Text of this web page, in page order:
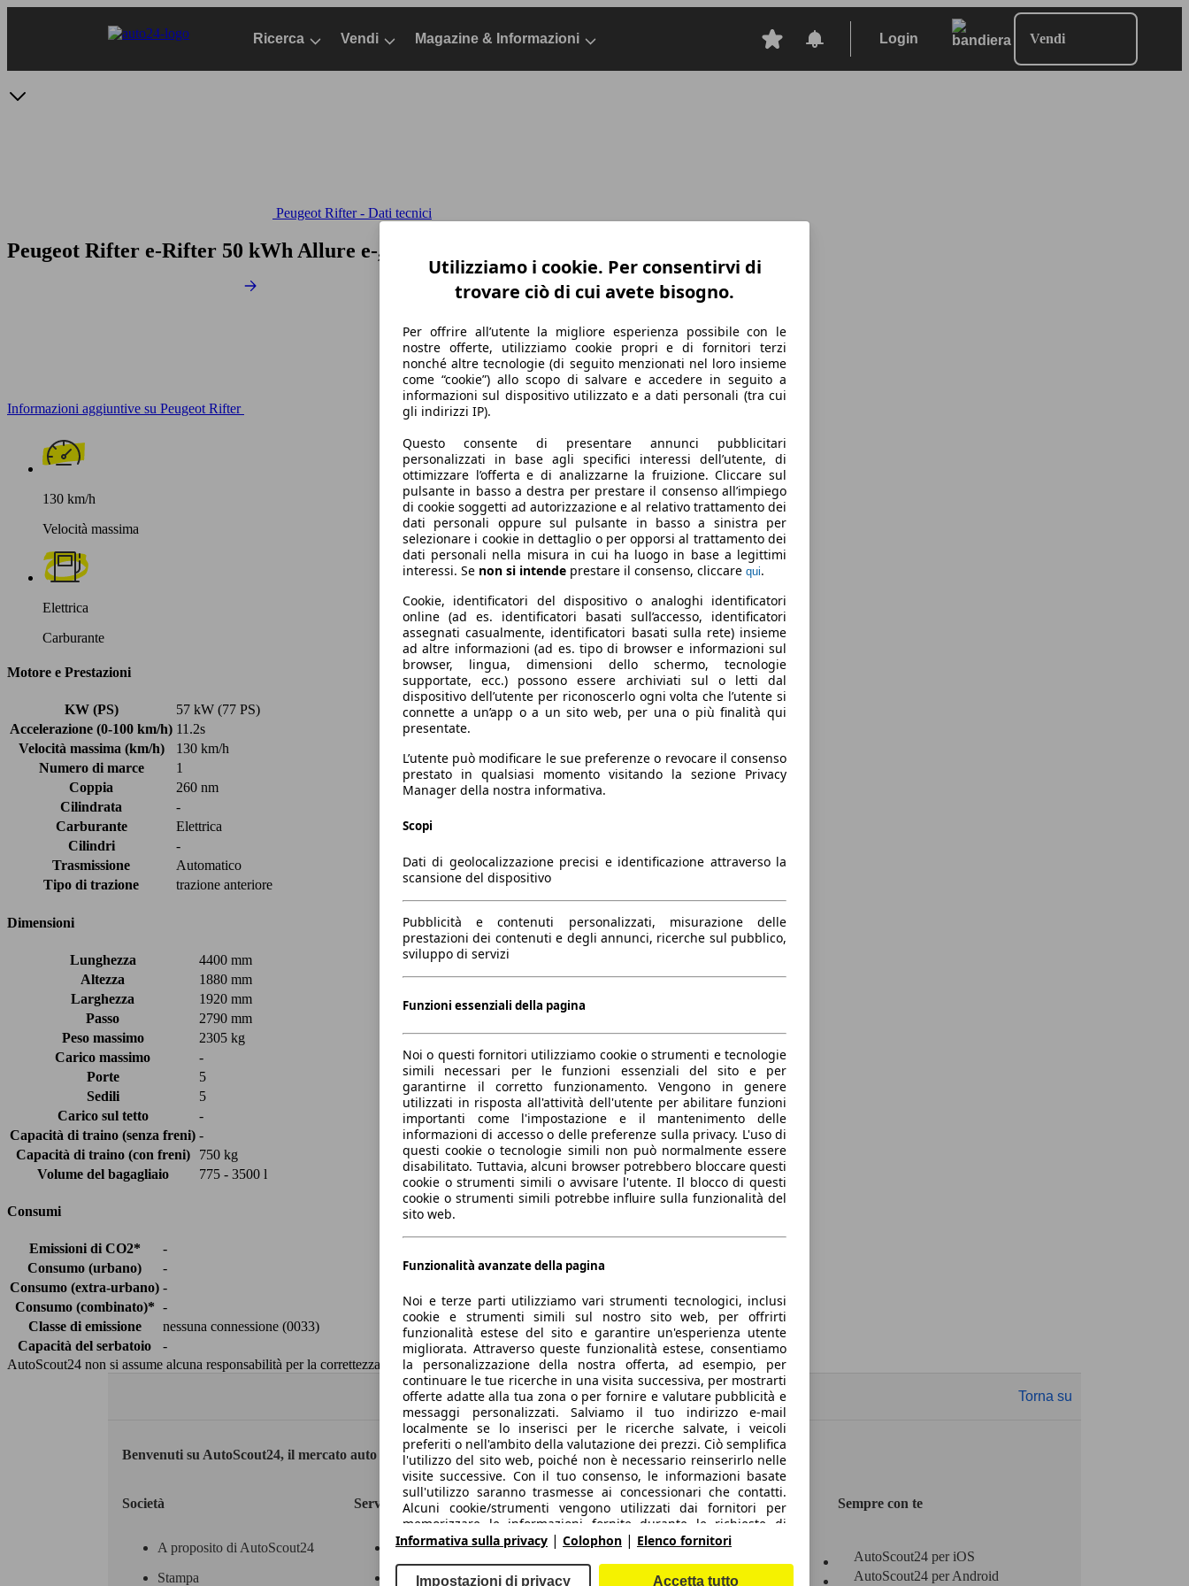
Ricerca Vendi Magazine & Informazioni Login Vendi
Peugeot Rifter - Dati tecnici
Peugeot Rifter e-Rifter 50 kWh Allure e-, Dal 2021, Station wagon, Elettrica
Informazioni aggiuntive su Peugeot Rifter
130 km/h
Velocità massima
Elettrica
Carburante
Motore e Prestazioni
KW (PS)
57 kW (77 PS)
Accelerazione (0-100 km/h) 11.2s
Velocità massima (km/h)
130 km/h
Numero di marce
1
Coppia
260 nm
Cilindrata
-
Carburante
Elettrica
Cilindri
-
Trasmissione
Automatico
Tipo di trazione
trazione anteriore
Dimensioni
Lunghezza
4400 mm
Altezza
1880 mm
Larghezza
1920 mm
Passo
2790 mm
Peso massimo
2305 kg
Carico massimo
-
Porte
5
Sedili
5
Carico sul tetto
-
Capacità di traino (senza freni) -
Capacità di traino (con freni)
750 kg
Volume del bagagliaio
775 - 3500 l
Consumi
Emissioni di CO2*
-
Consumo (urbano)
-
Consumo (extra-urbano) -
Consumo (combinato)* -
Classe di emissione
nessuna connessione (0033)
Capacità del serbatoio
-
AutoScout24 non si assume alcuna responsabilità per la correttezza dei dati.
Torna su
Benvenuti su AutoScout24, il mercato auto europeo.
Società
A proposito di AutoScout24
Stampa
Servizi
Contatti
Marche e modelli
Area rivenditori
Servizi per i dealer
Sempre con te
AutoScout24 per iOS
AutoScout24 per Android
Utilizziamo i cookie. Per consentirvi di
trovare ciò di cui avete bisogno.
Per offrire all’utente la migliore esperienza possibile con le
nostre offerte, utilizziamo cookie propri e di fornitori terzi
nonché altre tecnologie (di seguito menzionati nel loro insieme
come “cookie”) allo scopo di salvare e accedere in seguito a
informazioni sul dispositivo utilizzato e a dati personali (tra cui
gli indirizzi IP).
Questo consente di presentare annunci pubblicitari
personalizzati in base agli specifici interessi dell’utente, di
ottimizzare l’offerta e di analizzarne la fruizione. Cliccare sul
pulsante in basso a destra per prestare il consenso all’impiego
di cookie soggetti ad autorizzazione e al relativo trattamento dei
dati personali oppure sul pulsante in basso a sinistra per
selezionare i cookie in dettaglio o per opporsi al trattamento dei
dati personali nella misura in cui ha luogo in base a legittimi
interessi. Se non si intende prestare il consenso, cliccare qui.
Cookie, identificatori del dispositivo o analoghi identificatori
online (ad es. identificatori basati sull’accesso, identificatori
assegnati casualmente, identificatori basati sulla rete) insieme
ad altre informazioni (ad es. tipo di browser e informazioni sul
browser, lingua, dimensioni dello schermo, tecnologie
supportate, ecc.) possono essere archiviati sul o letti dal
dispositivo dell’utente per riconoscerlo ogni volta che l’utente si
connette a un’app o a un sito web, per una o più finalità qui
presentate.
L’utente può modificare le sue preferenze o revocare il consenso
prestato in qualsiasi momento visitando la sezione Privacy
Manager della nostra informativa.
Scopi
Dati di geolocalizzazione precisi e identificazione attraverso la
scansione del dispositivo
Pubblicità e contenuti personalizzati, misurazione delle
prestazioni dei contenuti e degli annunci, ricerche sul pubblico,
sviluppo di servizi
Funzioni essenziali della pagina
Noi o questi fornitori utilizziamo cookie o strumenti e tecnologie
simili necessari per le funzioni essenziali del sito e per
garantirne il corretto funzionamento. Vengono in genere
utilizzati in risposta all'attività dell'utente per abilitare funzioni
importanti come l'impostazione e il mantenimento delle
informazioni di accesso o delle preferenze sulla privacy. L'uso di
questi cookie o tecnologie simili non può normalmente essere
disabilitato. Tuttavia, alcuni browser potrebbero bloccare questi
cookie o strumenti simili o avvisare l'utente. Il blocco di questi
cookie o strumenti simili potrebbe influire sulla funzionalità del
sito web.
Funzionalità avanzate della pagina
Noi e terze parti utilizziamo vari strumenti tecnologici, inclusi
cookie e strumenti simili sul nostro sito web, per offrirti
funzionalità estese del sito e garantire un'esperienza utente
migliorata. Attraverso queste funzionalità estese, consentiamo
la personalizzazione della nostra offerta, ad esempio, per
continuare le tue ricerche in una visita successiva, per mostrarti
offerte adatte alla tua zona o per fornire e valutare pubblicità e
messaggi personalizzati. Salviamo il tuo indirizzo e-mail
localmente se lo inserisci per le ricerche salvate, i veicoli
preferiti o nell'ambito della valutazione dei prezzi. Ciò semplifica
l'utilizzo del sito web, poiché non è necessario reinserirlo nelle
visite successive. Con il tuo consenso, le informazioni basate
sull'utilizzo saranno trasmesse ai concessionari che contatti.
Alcuni cookie/strumenti vengono utilizzati dai fornitori per
memorizzare le informazioni fornite durante le richieste di
finanziamento per 30 giorni e per riutilizzarle automaticamente
finanziamento. Senza l'utilizzo di tali cookie/strumenti, tali
Informativa sulla privacy | Colophon | Elenco fornitori
Impostazioni di privacy Accetta tutto